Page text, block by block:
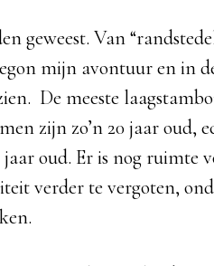
geweest. Van
mijn avontuur en in
De meeste
zijn zo’n 20 jaar oud,
oud. Er is nog ruimte
verder te vergoten,